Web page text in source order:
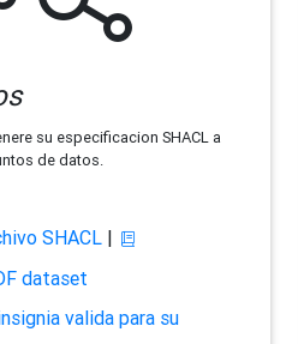
su especificacion SHACL a
de datos.
SHACL|
dataset
valida para su